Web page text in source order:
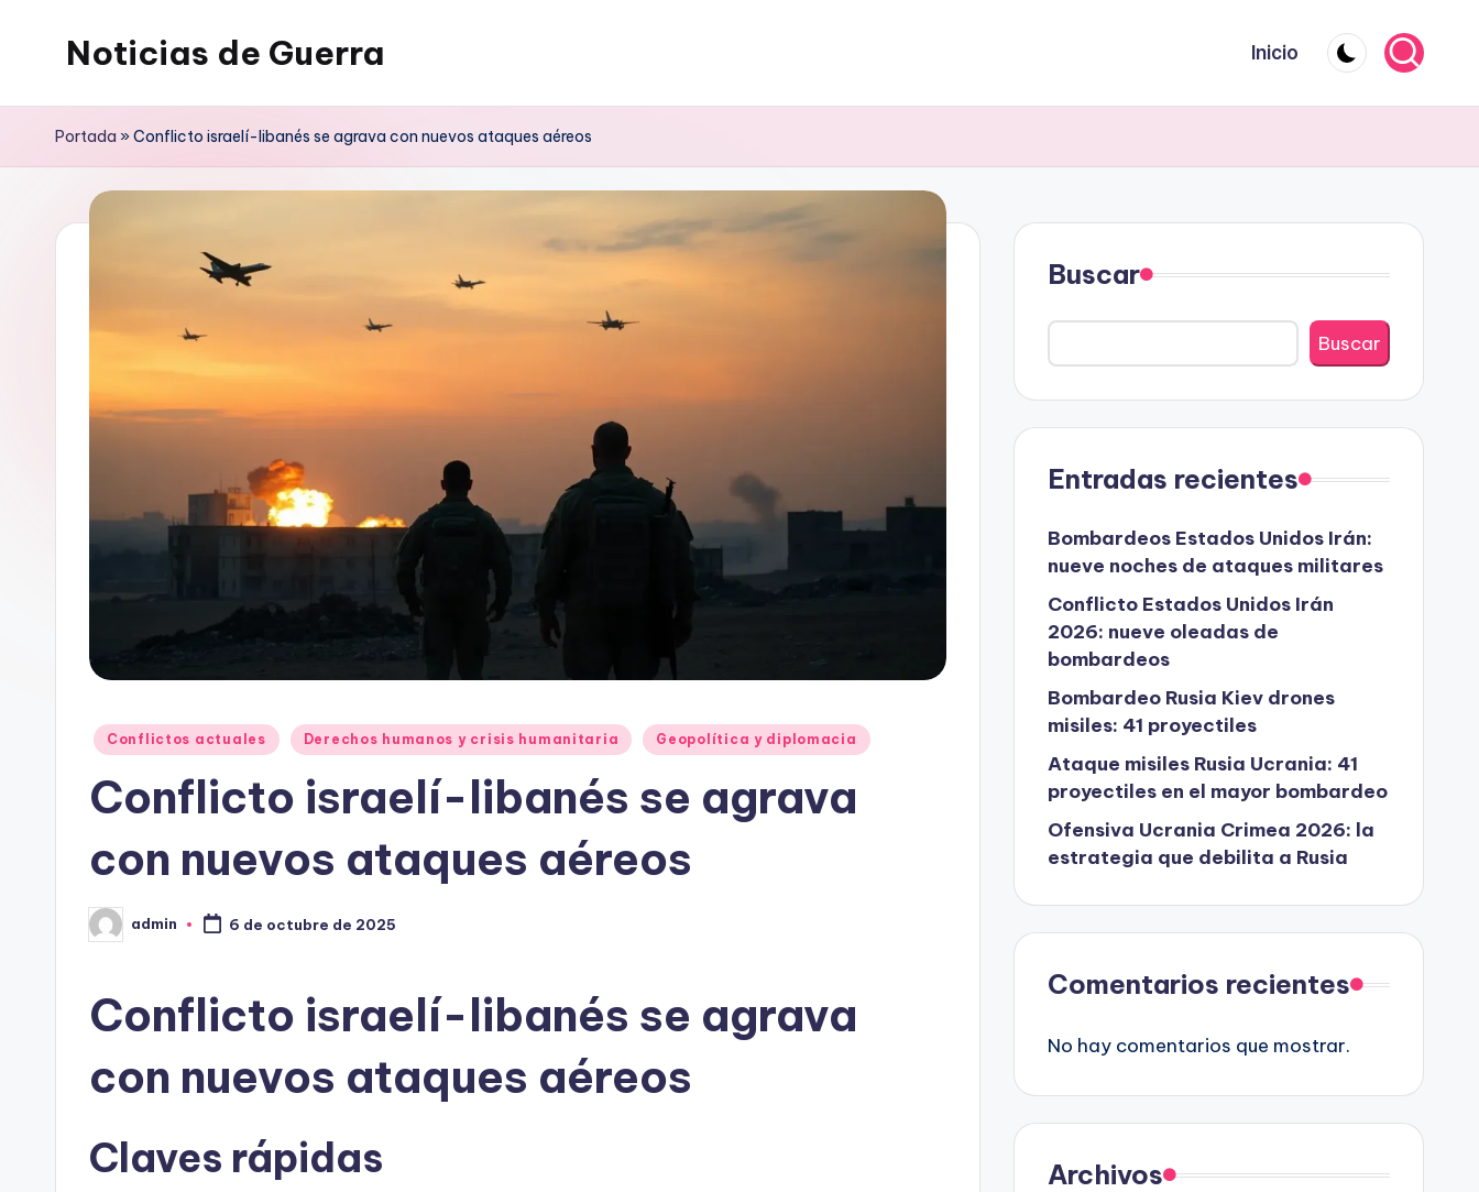
Noticias de Guerra Inicio
Portada »Conflicto israelí-libanés se agrava con nuevos ataques aéreos
Publicado
Conflictos actuales Derechos humanos y crisis humanitaria Geopolítica y diplomacia
Conflicto israelí-libanés se agrava
con nuevos ataques aéreos
Publicado
por
admin 6 de octubre de 2025
Conflicto israelí-libanés se agrava
con nuevos ataques aéreos
Claves rápidas
Buscar
Buscar
Entradas recientes
Bombardeos Estados Unidos Irán:
nueve noches de ataques militares
Conflicto Estados Unidos Irán
2026: nueve oleadas de
bombardeos
Bombardeo Rusia Kiev drones
misiles: 41 proyectiles
Ataque misiles Rusia Ucrania: 41
proyectiles en el mayor bombardeo
Ofensiva Ucrania Crimea 2026: la
estrategia que debilita a Rusia
Comentarios recientes
No hay comentarios que mostrar.
Archivos